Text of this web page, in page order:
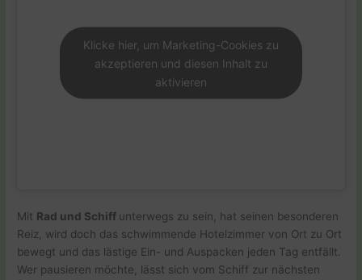
Klicke hier, um Marketing-Cookies zu
akzeptieren und diesen Inhalt zu
aktivieren
Mit Rad und Schiff unterwegs zu sein, hat seinen besonderen
Reiz, wird doch das schwimmende Hotelzimmer von Ort zu Ort
bewegt und das lästige Ein- und Auspacken jeden Tag entfällt.
Wer pausieren möchte, lässt sich vom Schiff zur nächsten